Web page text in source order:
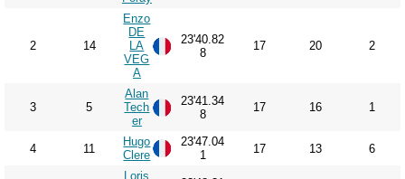
2 14
Enzo
DE
LA
VEG
A
23'40.82
8
17 20 2
3 5
Alan
Tech
er
23'41.34
8
17 16 1
4 11
Hugo
Clere
23'47.04
1
17 13 6
Loris